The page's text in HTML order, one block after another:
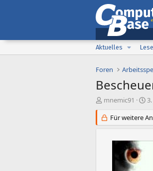
Aktuelles
Foren
E
s
t
mnemic91
E
s
t
Für weitere